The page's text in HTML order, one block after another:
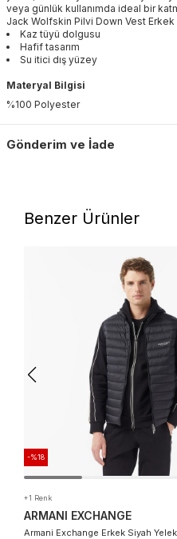
veya günlük kullanımda ideal bir
Jack Wolfskin Pilvi Down Vest
Kaz tüyü dolgusu
Hafif tasarım
Su itici dış yüzey
Materyal Bilgisi
%100 Polyester
Gönderim ve İade
Benzer Ürünler
-%18
+1 Renk
ARMANI EXCHANGE
Armani Exchange Erkek Siyah Yelek